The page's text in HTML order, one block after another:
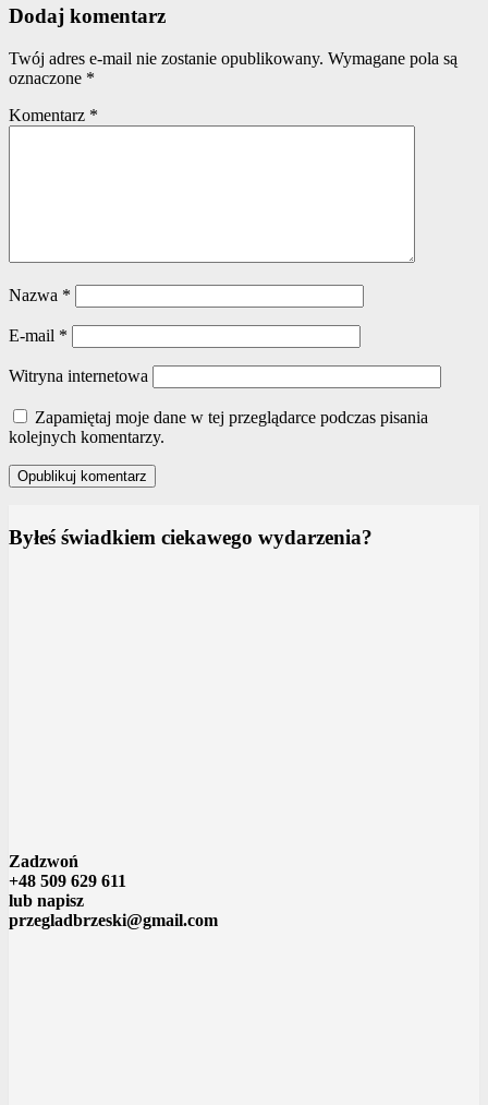
Dodaj komentarz
Twój adres e-mail nie zostanie opublikowany. Wymagane pola są
oznaczone *
Komentarz *
Nazwa *
E-mail *
Witryna internetowa
Zapamiętaj moje dane w tej przeglądarce podczas pisania
kolejnych komentarzy.
Byłeś świadkiem ciekawego wydarzenia?
Zadzwoń
+48 509 629 611
lub napisz
przegladbrzeski@gmail.com